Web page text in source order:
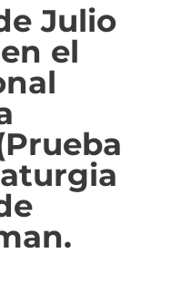
Julio
el